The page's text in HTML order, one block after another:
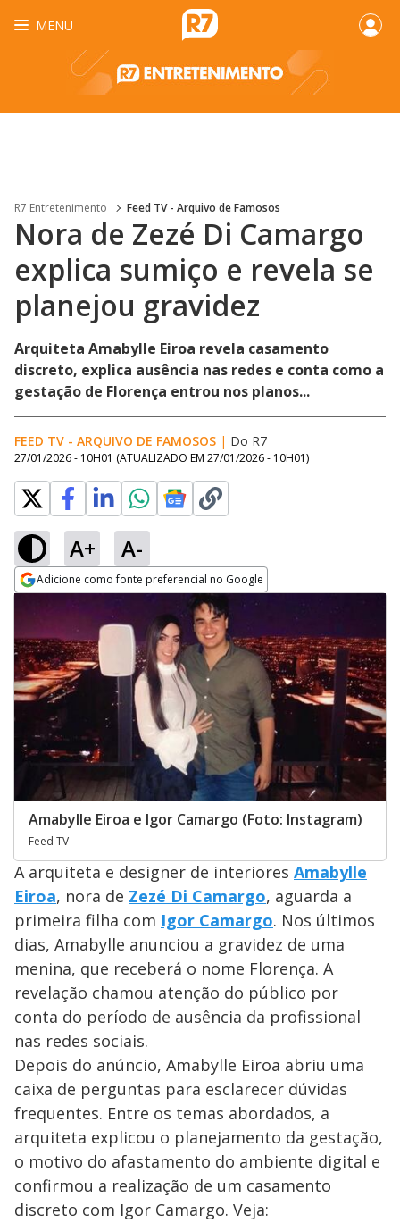
MENU
R7 Entretenimento Feed TV - Arquivo de Famosos
Nora de Zezé Di Camargo
explica sumiço e revela se
planejou gravidez
Arquiteta Amabylle Eiroa revela casamento
discreto, explica ausência nas redes e conta como a
gestação de Florença entrou nos planos...
FEED TV - ARQUIVO DE FAMOSOS | Do R7
27/01/2026 - 10H01 (ATUALIZADO EM 27/01/2026 - 10H01)
A+ A-
Adicione como fonte preferencial no Google
Opens in new window
Amabylle Eiroa e Igor Camargo (Foto: Instagram)
Feed TV
A arquiteta e designer de interiores Amabylle
Eiroa, nora de Zezé Di Camargo, aguarda a
primeira filha com Igor Camargo. Nos últimos
dias, Amabylle anunciou a gravidez de uma
menina, que receberá o nome Florença. A
revelação chamou atenção do público por
conta do período de ausência da profissional
nas redes sociais.
Depois do anúncio, Amabylle Eiroa abriu uma
caixa de perguntas para esclarecer dúvidas
frequentes. Entre os temas abordados, a
arquiteta explicou o planejamento da gestação,
o motivo do afastamento do ambiente digital e
confirmou a realização de um casamento
discreto com Igor Camargo. Veja: